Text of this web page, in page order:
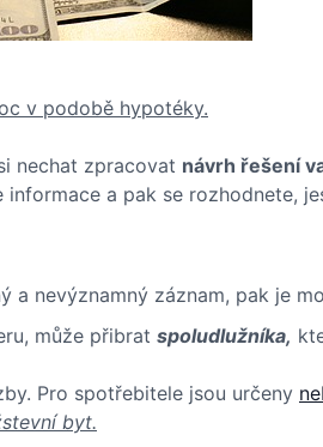
v podobě hypotéky.
nechat zpracovat návrh řešení
informace a pak se rozhodnete,
a nevýznamný záznam, pak je
může přibrat spoludlužníka,
Pro spotřebitele jsou určeny
byt.